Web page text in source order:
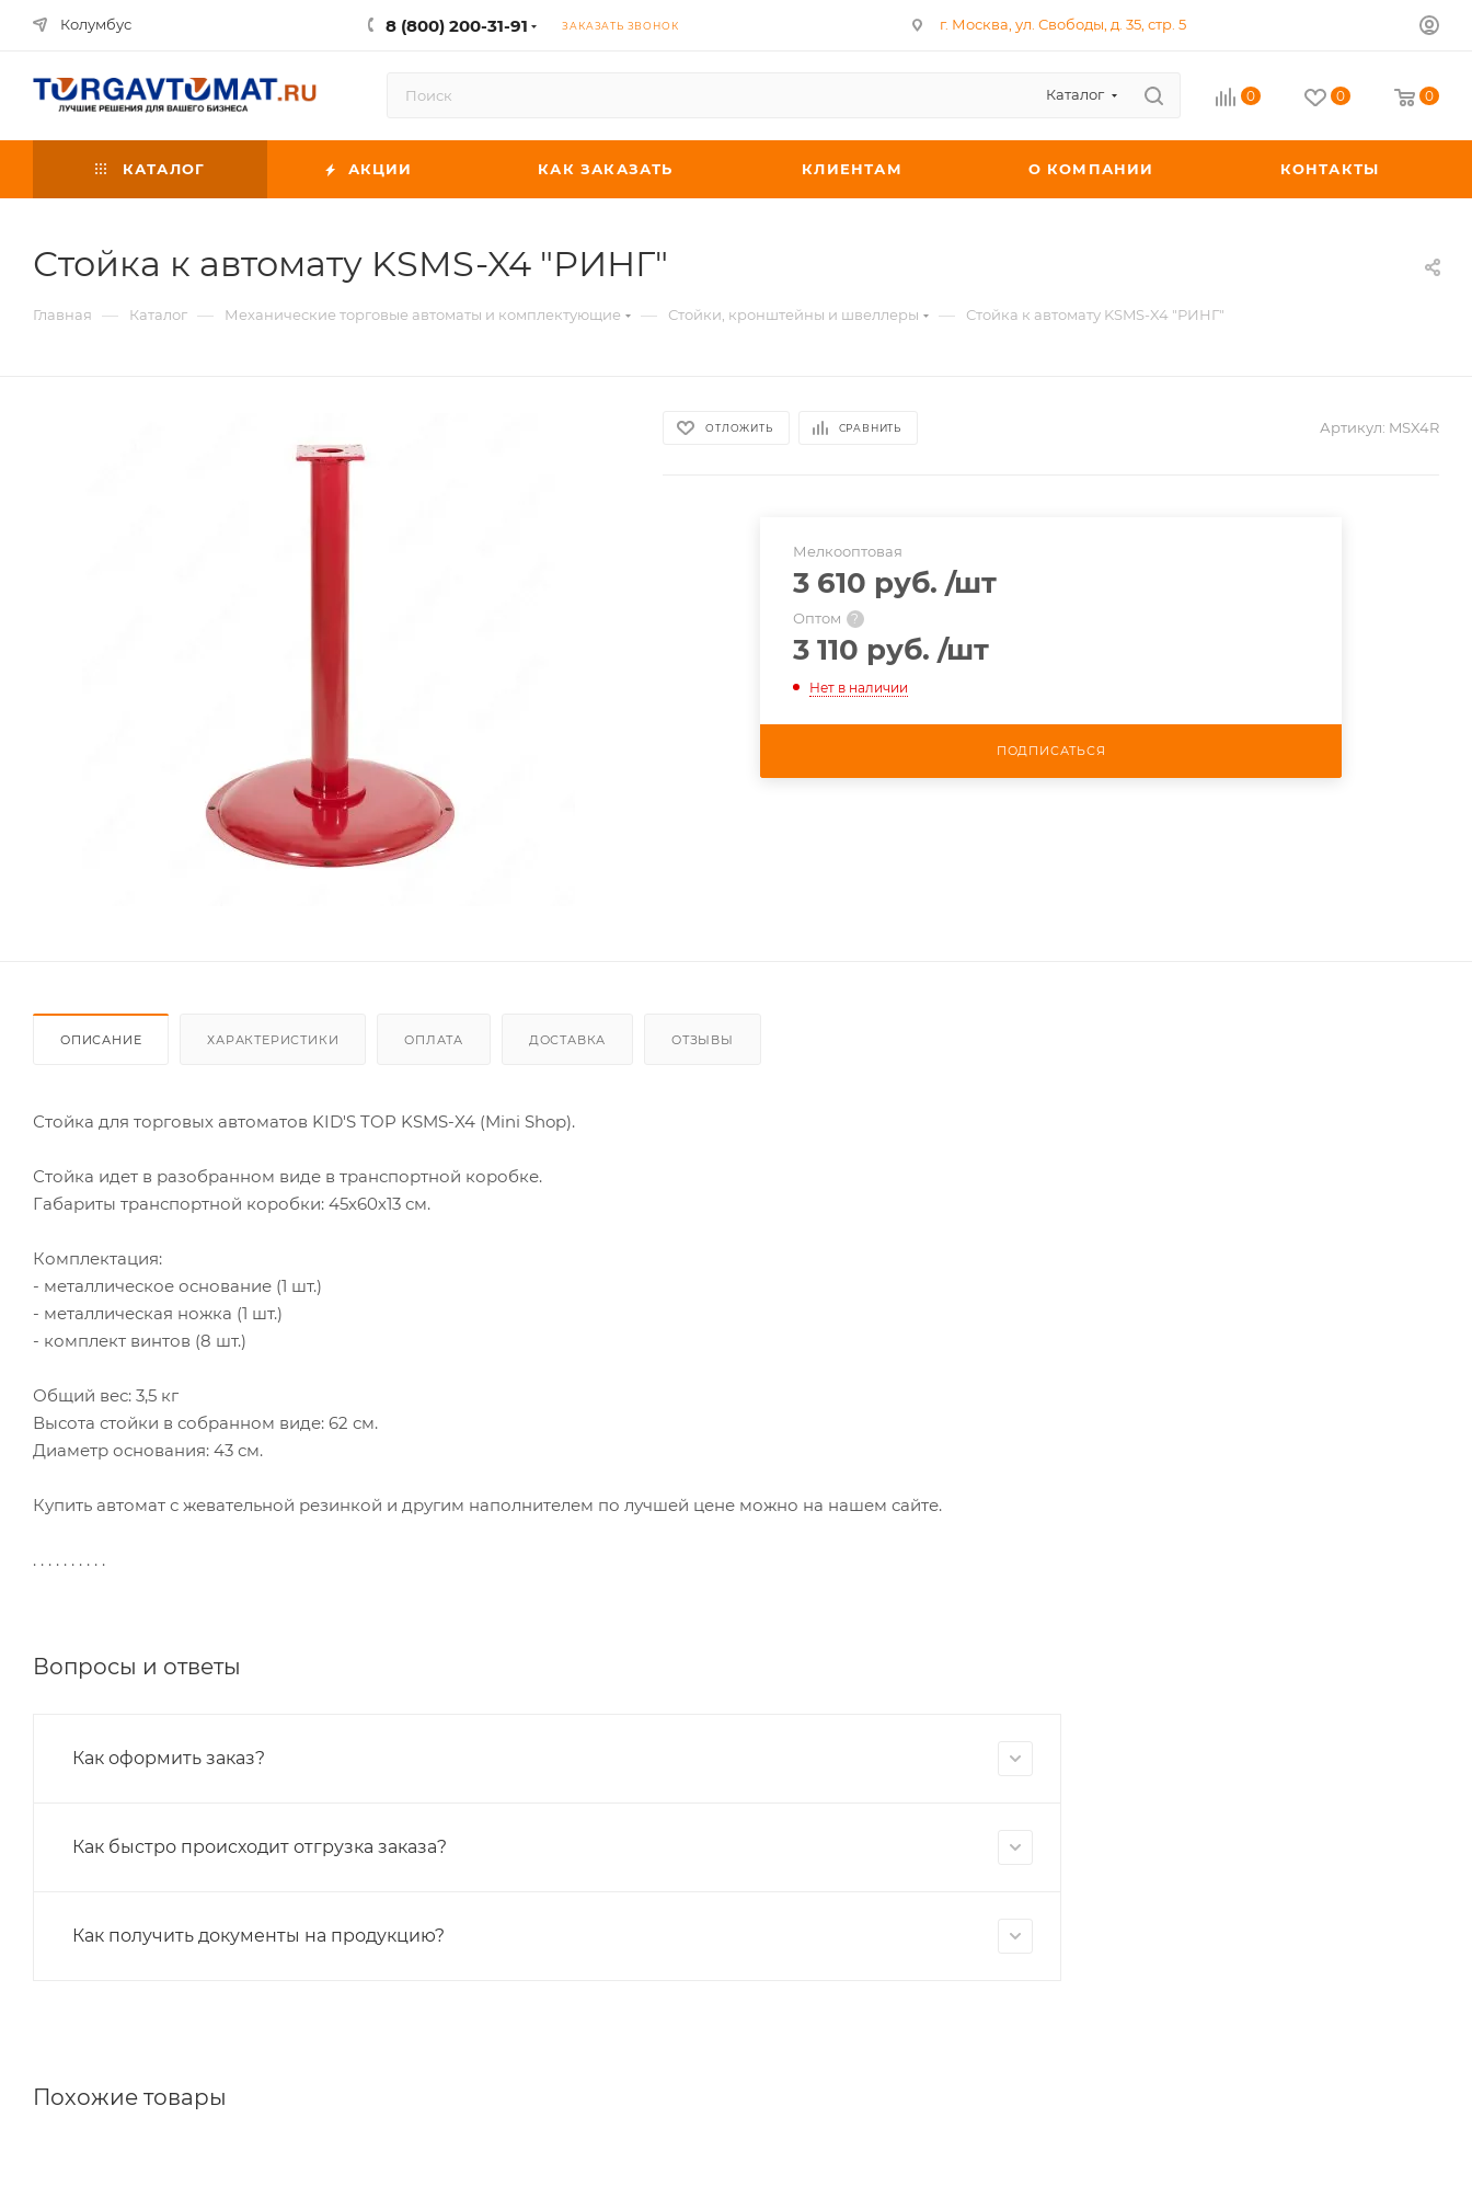
Колумбус 8 (800) 200-31-91 ЗАКАЗАТЬ ЗВОНОК г. Москва, ул. Свободы, д. 35, стр. 5
Каталог 0 0 0
КАТАЛОГ АКЦИИ КАК ЗАКАЗАТЬ КЛИЕНТАМ О КОМПАНИИ КОНТАКТЫ
Стойка к автомату KSMS-X4 "РИНГ"
Главная — Каталог — Механические торговые автоматы и комплектующие — Стойки, кронштейны и швеллеры — Стойка к автомату KSMS-X4 "РИНГ"
ОТЛОЖИТЬ СРАВНИТЬ Артикул: MSX4R
Мелкооптовая
3 610 руб. /шт
Оптом ?
3 110 руб. /шт
Нет в наличии
ПОДПИСАТЬСЯ
ОПИСАНИЕ ХАРАКТЕРИСТИКИ ОПЛАТА ДОСТАВКА ОТЗЫВЫ
Стойка для торговых автоматов KID'S TOP KSMS-X4 (Mini Shop).
Стойка идет в разобранном виде в транспортной коробке.
Габариты транспортной коробки: 45х60х13 см.
Комплектация:
- металлическое основание (1 шт.)
- металлическая ножка (1 шт.)
- комплект винтов (8 шт.)
Общий вес: 3,5 кг
Высота стойки в собранном виде: 62 см.
Диаметр основания: 43 см.
Купить автомат с жевательной резинкой и другим наполнителем по лучшей цене можно на нашем сайте.
. . . . . . . . . .
Вопросы и ответы
Как оформить заказ?
Как быстро происходит отгрузка заказа?
Как получить документы на продукцию?
Похожие товары